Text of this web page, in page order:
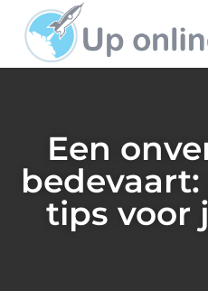
Een
tips voor